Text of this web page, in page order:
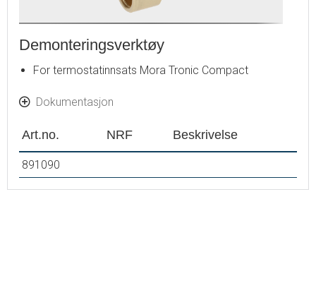
Demonteringsverktøy
For termostatinnsats Mora Tronic Compact
Dokumentasjon
Art.no. NRF Beskrivelse
891090